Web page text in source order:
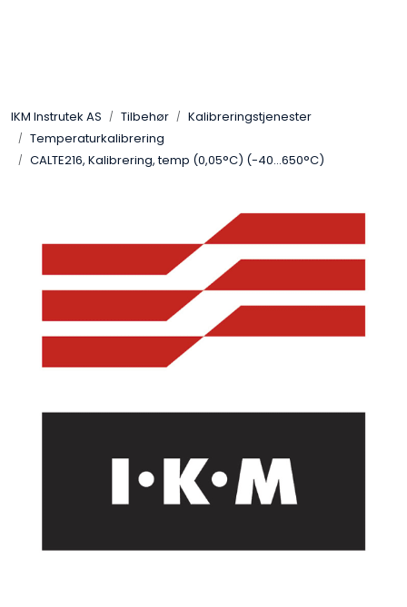
IKM Instrutek AS Tilbehør
Kalibreringstjenester
Temperaturkalibrering
CALTE216, Kalibrering, temp (0,05°C) (-40...650°C)
Elektro
Frekvensomformere
Miljø og sikkerhet
Kalibratorer